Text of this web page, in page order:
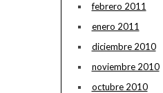
febrero 2011
enero 2011
diciembre 2010
noviembre 2010
octubre 2010